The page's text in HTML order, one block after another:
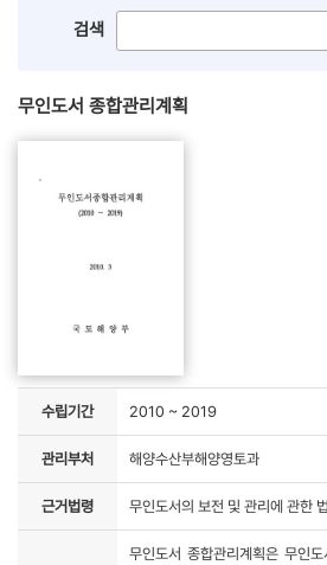
검색
무인도서 종합관리계획
수립기간 2010 ~ 2019
관리부처 해양수산부해양영토과
근거법령 무인도서의 보전 및 관리에 관한
무인도서 종합관리계획은 무인